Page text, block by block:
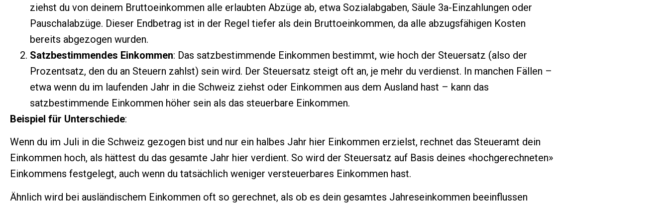
ziehst du von deinem Bruttoeinkommen alle erlaubten Abzüge ab, etwa Sozialabgaben, Säule 3a-Einzahlungen oder
Pauschalabzüge. Dieser Endbetrag ist in der Regel tiefer als dein Bruttoeinkommen, da alle abzugsfähigen Kosten
bereits abgezogen wurden.
Satzbestimmendes Einkommen: Das satzbestimmende Einkommen bestimmt, wie hoch der Steuersatz (also der
Prozentsatz, den du an Steuern zahlst) sein wird. Der Steuersatz steigt oft an, je mehr du verdienst. In manchen Fällen –
etwa wenn du im laufenden Jahr in die Schweiz ziehst oder Einkommen aus dem Ausland hast – kann das
satzbestimmende Einkommen höher sein als das steuerbare Einkommen.
Beispiel für Unterschiede:
Wenn du im Juli in die Schweiz gezogen bist und nur ein halbes Jahr hier Einkommen erzielst, rechnet das Steueramt dein
Einkommen hoch, als hättest du das gesamte Jahr hier verdient. So wird der Steuersatz auf Basis deines «hochgerechneten»
Einkommens festgelegt, auch wenn du tatsächlich weniger versteuerbares Einkommen hast.
Ähnlich wird bei ausländischem Einkommen oft so gerechnet, als ob es dein gesamtes Jahreseinkommen beeinflussen